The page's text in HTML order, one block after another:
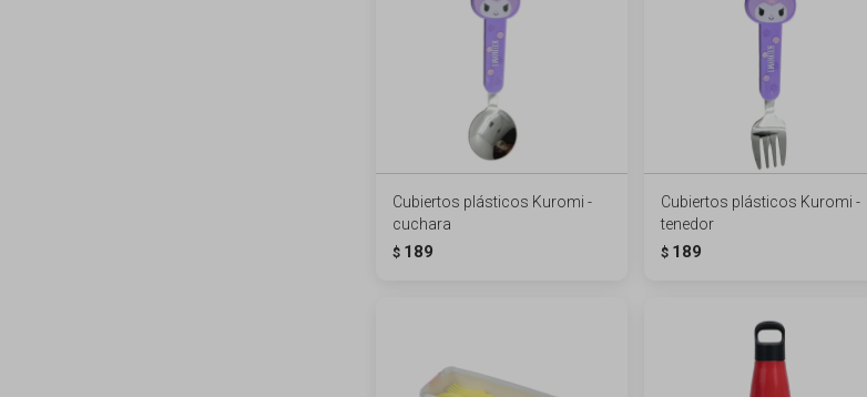
Cubiertos plásticos Kuromi -
cuchara
$ 189
Cubiertos plásticos Kuromi -
tenedor
$ 189